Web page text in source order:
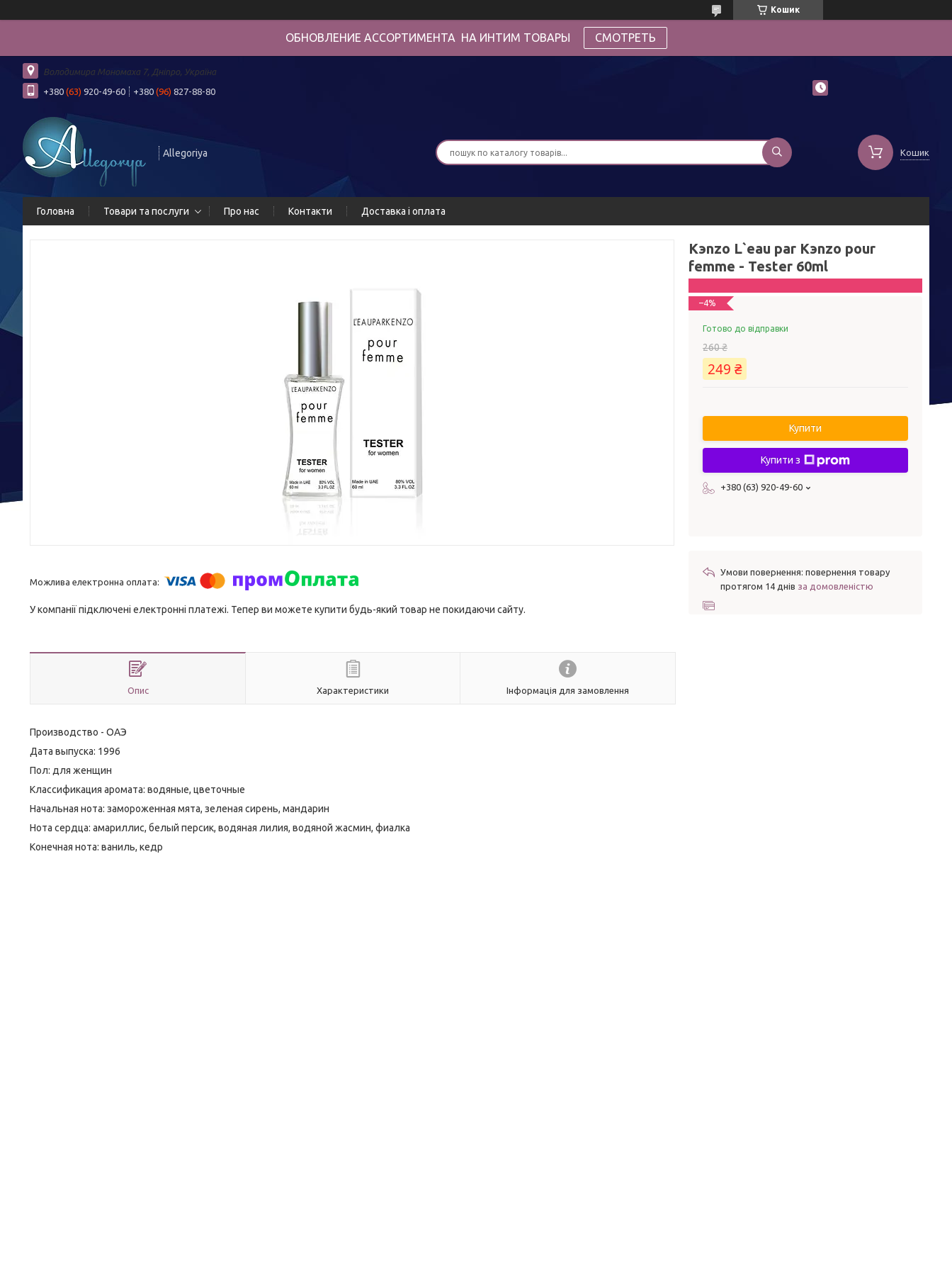
Кошик
ОБНОВЛЕНИЕ АССОРТИМЕНТА НА ИНТИМ ТОВАРЫ СМОТРЕТЬ
Володимира Мономаха 7, Дніпро, Україна
+380 (63) 920-49-60 +380 (96) 827-88-80
Allegoriya Кошик
Головна Товари та послуги Про нас Контакти Доставка і оплата
У компанії підключені електронні платежі. Тепер ви можете купити будь-який товар не покидаючи сайту.
Опис Характеристики Інформація для замовлення
Производство - ОАЭ
Дата выпуска: 1996
Пол: для женщин
Классификация аромата: водяные, цветочные
Начальная нота: замороженная мята, зеленая сирень, мандарин
Нота сердца: амариллис, белый персик, водяная лилия, водяной жасмин, фиалка
Конечная нота: ваниль, кедр
Kэnzo L`eau par Kэnzo pour
femme - Tester 60ml
–4%
Готово до відправки
260 ₴
249 ₴
Купити
Купити з
+380 (63) 920-49-60
повернення товару
протягом 14 днів за домовленістю